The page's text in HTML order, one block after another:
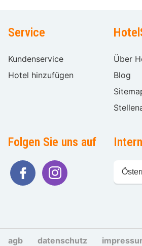
Service
Kundenservice
Hotel hinzufügen
Über
Blog
Folgen Sie uns auf
Sprache
wählen
agb datenschutz